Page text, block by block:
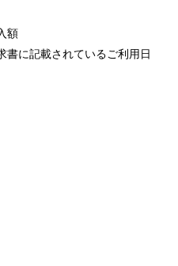
額
に記載されているご利用日